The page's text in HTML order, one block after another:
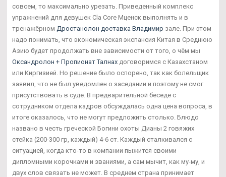
совсем, то максимально урезать. Приведенный комплекс
упражнений для девушек Cla Core Мценск выполнять и в
тренажёрном Дростанолон доставка Владимир зале. При этом
надо понимать, что экономическая экспансия Китая в Среднюю
Азию будет продолжать вне зависимости от того, о чём мы
Оксандролон + Пропионат Талнах договоримся с Казахстаном
или Киргизией. Но решение было оспорено, так как болельщик
заявил, что не был уведомлен о заседании и поэтому не смог
присутствовать в суде. В предварительной беседе с
сотрудником отдела кадров обсуждалась одна цена вопроса, в
итоге оказалось, что не могут предложить столько. Блюдо
названо в честь греческой Богини охоты Дианы 2 говяжих
стейка (200-300 гр, каждый) 4-6 ст. Каждый сталкивался с
ситуацией, когда кто-то в компании пыжится своими
дипломными корочками и званиями, а сам мычит, как му-му, и
двух слов связать не может. В среднем страна принимает